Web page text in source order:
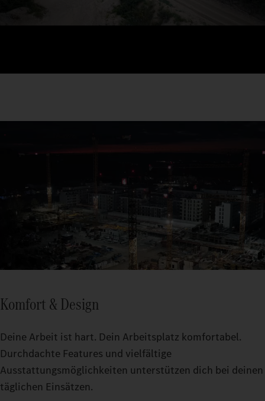
Komfort & Design
Deine Arbeit ist hart. Dein Arbeitsplatz komfortabel.
Durchdachte Features und vielfältige
Ausstattungsmöglichkeiten unterstützen dich bei deinen
täglichen Einsätzen.